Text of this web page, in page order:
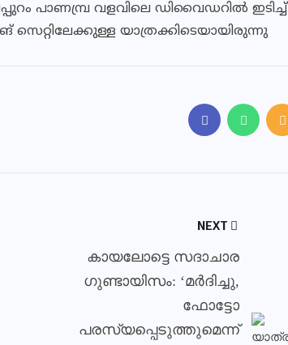
പാണമ്പ്ര വളവിലെ ഡിവൈഡറില്‍ ഇടിച്ച്
സെറ്റിലേക്കുള്ള യാത്രക്കിടെയായിരുന്നു
NEXT
കായലോട്ടെ സദാചാര
ഗുണ്ടായിസം: ‘മര്‍ദിച്ചു,
ഫോട്ടോ
പരസ്യപ്പെടുത്തുമെന്ന്